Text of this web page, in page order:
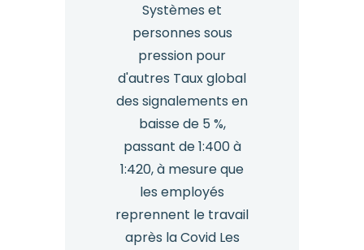
Systèmes et
personnes sous
pression pour
d'autres Taux global
des signalements en
baisse de 5 %,
passant de 1:400 à
1:420, à mesure que
les employés
reprennent le travail
après la Covid Les